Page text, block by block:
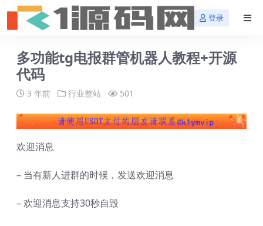
登录
多功能tg电报群管机器人教程+开源
代码
3 年前 行业整站 501
欢迎消息
– 当有新人进群的时候，发送欢迎消息
– 欢迎消息支持30秒自毁